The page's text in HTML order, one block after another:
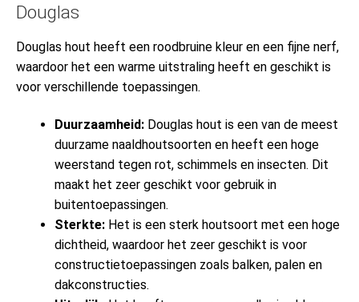
Douglas
Douglas hout heeft een roodbruine kleur en een fijne nerf,
waardoor het een warme uitstraling heeft en geschikt is
voor verschillende toepassingen.
Duurzaamheid: Douglas hout is een van de meest
duurzame naaldhoutsoorten en heeft een hoge
weerstand tegen rot, schimmels en insecten. Dit
maakt het zeer geschikt voor gebruik in
buitentoepassingen.
Sterkte: Het is een sterk houtsoort met een hoge
dichtheid, waardoor het zeer geschikt is voor
constructietoepassingen zoals balken, palen en
dakconstructies.